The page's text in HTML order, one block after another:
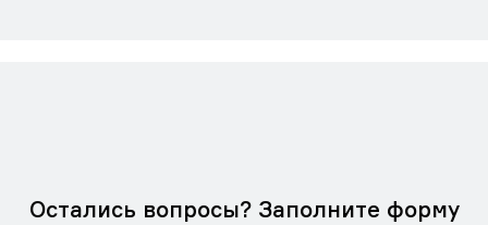
Остались вопросы? Заполните форму